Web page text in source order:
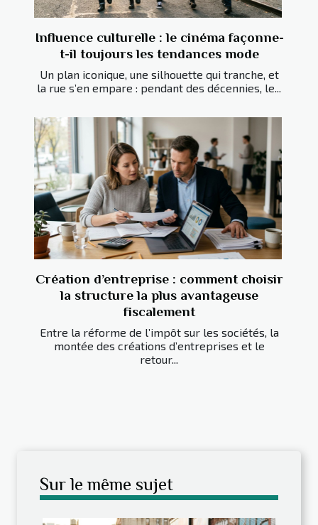
Influence culturelle : le cinéma façonne-
t-il toujours les tendances mode
Un plan iconique, une silhouette qui tranche, et
la rue s’en empare : pendant des décennies, le...
Création d’entreprise : comment choisir
la structure la plus avantageuse
fiscalement
Entre la réforme de l’impôt sur les sociétés, la
montée des créations d’entreprises et le
retour...
Sur le même sujet